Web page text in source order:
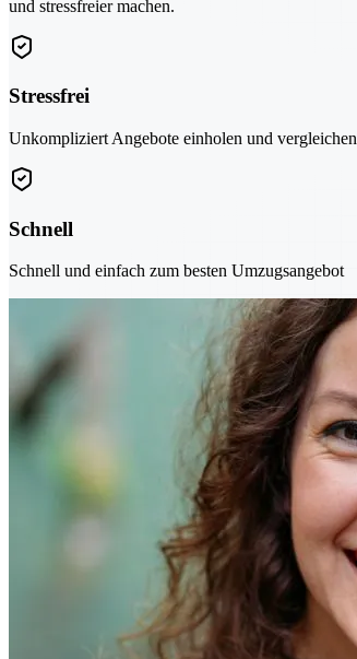
und stressfreier machen.
Stressfrei
Unkompliziert Angebote einholen und vergleichen
Schnell
Schnell und einfach zum besten Umzugsangebot